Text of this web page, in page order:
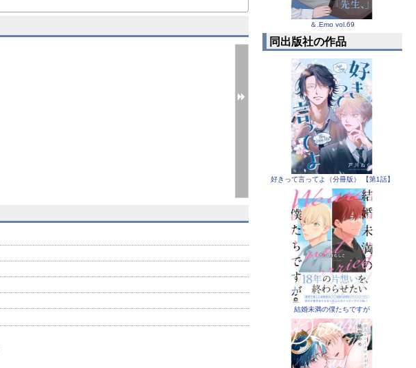
＆.Emo vol.69
同出版社の作品
好きって言ってよ（分冊版） 【第1話】
結婚未満の僕たちですが